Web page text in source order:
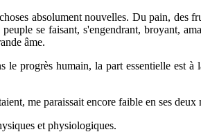
absolument nouvelles. Du pain, des
se faisant, s'engendrant, broyant,
âme.
progrès humain, la part essentielle est
me paraissait encore faible en ses deux
et physiologiques.